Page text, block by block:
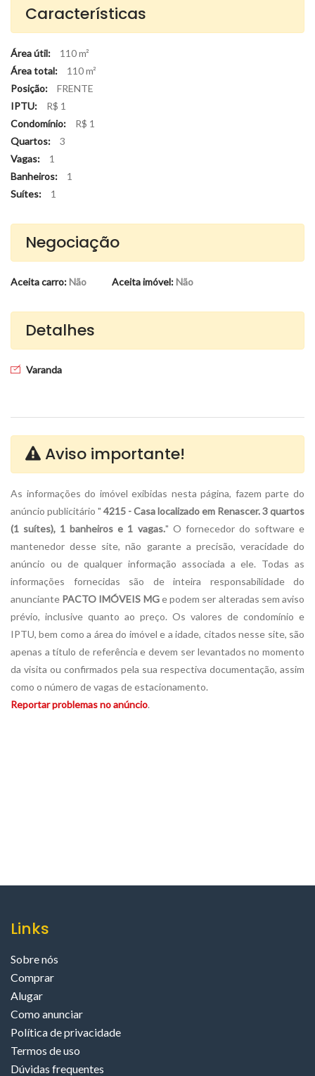
Características
Área útil:
110 m²
Área total:
110 m²
Posição:
FRENTE
IPTU:
R$ 1
Condomínio:
R$ 1
Quartos:
3
Vagas:
1
Banheiros:
1
Suítes:
1
Negociação
Aceita carro:Não Aceita imóvel:Não
Detalhes
Varanda
Aviso importante!
As informações do imóvel exibidas nesta página, fazem parte do
anúncio publicitário " 4215 - Casa localizado em Renascer. 3 quartos
(1 suítes), 1 banheiros e 1 vagas." O fornecedor do software e
mantenedor desse site, não garante a precisão, veracidade do
anúncio ou de qualquer informação associada a ele. Todas as
informações fornecidas são de inteira responsabilidade do
anunciante PACTO IMÓVEIS MGe podem ser alteradas sem aviso
prévio, inclusive quanto ao preço. Os valores de condomínio e
IPTU, bem como a área do imóvel e a idade, citados nesse site, são
apenas a título de referência e devem ser levantados no momento
da visita ou confirmados pela sua respectiva documentação, assim
como o número de vagas de estacionamento.
Reportar problemas no anúncio.
Links
Sobre nós
Comprar
Alugar
Como anunciar
Política de privacidade
Termos de uso
Dúvidas frequentes